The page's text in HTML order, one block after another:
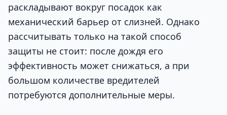
раскладывают вокруг посадок как
механический барьер от слизней. Однако
рассчитывать только на такой способ
защиты не стоит: после дождя его
эффективность может снижаться, а при
большом количестве вредителей
потребуются дополнительные меры.